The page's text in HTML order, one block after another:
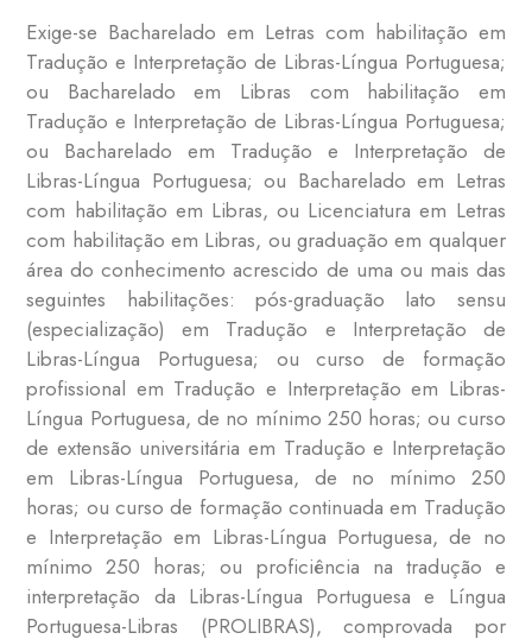
Exige-se Bacharelado em Letras com habilitação em
Tradução e Interpretação de Libras-Língua Portuguesa;
ou Bacharelado em Libras com habilitação em
Tradução e Interpretação de Libras-Língua Portuguesa;
ou Bacharelado em Tradução e Interpretação de
Libras-Língua Portuguesa; ou Bacharelado em Letras
com habilitação em Libras, ou Licenciatura em Letras
com habilitação em Libras, ou graduação em qualquer
área do conhecimento acrescido de uma ou mais das
seguintes habilitações: pós-graduação lato sensu
(especialização) em Tradução e Interpretação de
Libras-Língua Portuguesa; ou curso de formação
profissional em Tradução e Interpretação em Libras-
Língua Portuguesa, de no mínimo 250 horas; ou curso
de extensão universitária em Tradução e Interpretação
em Libras-Língua Portuguesa, de no mínimo 250
horas; ou curso de formação continuada em Tradução
e Interpretação em Libras-Língua Portuguesa, de no
mínimo 250 horas; ou proficiência na tradução e
interpretação da Libras-Língua Portuguesa e Língua
Portuguesa-Libras (PROLIBRAS), comprovada por